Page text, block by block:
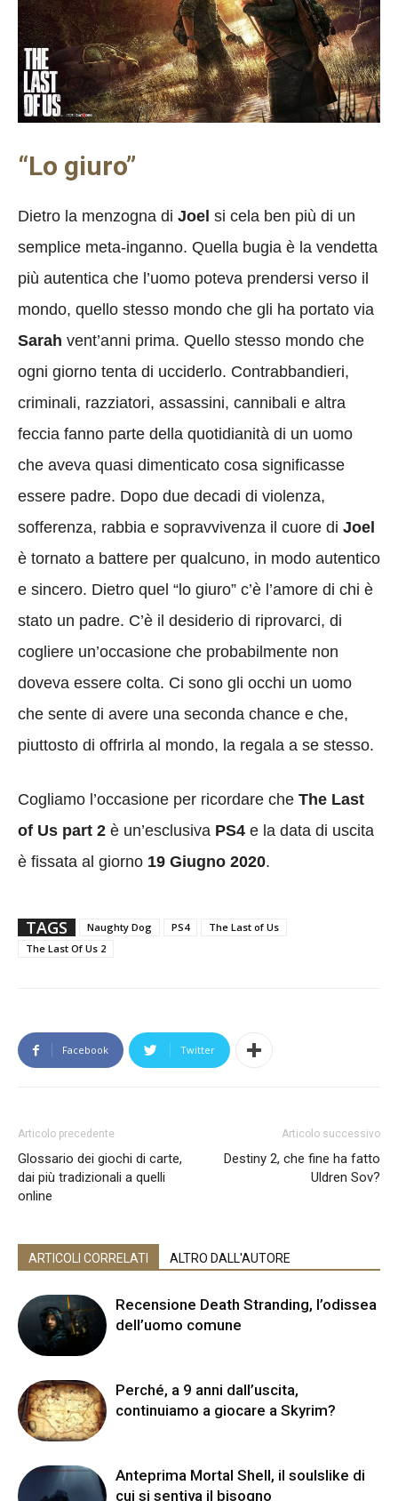
“Lo giuro”
Dietro la menzogna di Joel si cela ben più di un
semplice meta-inganno. Quella bugia è la vendetta
più autentica che l’uomo poteva prendersi verso il
mondo, quello stesso mondo che gli ha portato via
Sarah vent’anni prima. Quello stesso mondo che
ogni giorno tenta di ucciderlo. Contrabbandieri,
criminali, razziatori, assassini, cannibali e altra
feccia fanno parte della quotidianità di un uomo
che aveva quasi dimenticato cosa significasse
essere padre. Dopo due decadi di violenza,
sofferenza, rabbia e sopravvivenza il cuore di Joel
è tornato a battere per qualcuno, in modo autentico
e sincero. Dietro quel “lo giuro” c’è l’amore di chi è
stato un padre. C’è il desiderio di riprovarci, di
cogliere un’occasione che probabilmente non
doveva essere colta. Ci sono gli occhi un uomo
che sente di avere una seconda chance e che,
piuttosto di offrirla al mondo, la regala a se stesso.
Cogliamo l’occasione per ricordare che The Last
of Us part 2 è un’esclusiva PS4 e la data di uscita
è fissata al giorno 19 Giugno 2020.
TAGS Naughty Dog PS4
The Last of Us
The Last Of Us 2
Facebook Twitter
Articolo precedente
Glossario dei giochi di carte,
dai più tradizionali a quelli
online
Articolo successivo
Destiny 2, che fine ha fatto
Uldren Sov?
ARTICOLI CORRELATI ALTRO DALL'AUTORE
Recensione Death Stranding, l’odissea
dell’uomo comune
Perché, a 9 anni dall’uscita,
continuiamo a giocare a Skyrim?
Anteprima Mortal Shell, il soulslike di
cui si sentiva il bisogno